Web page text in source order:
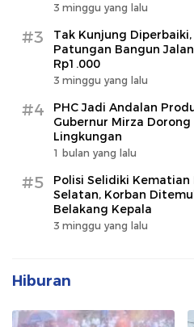
3 minggu yang lalu
#3
Tak Kunjung
Patungan Bangun
Rp1.000
3 minggu yang lalu
#4
PHC Jadi Andalan
Gubernur Mirza
Lingkungan
1 bulan yang lalu
#5
Polisi Selidiki
Selatan, Korban
Belakang Kepala
3 minggu yang lalu
Hiburan